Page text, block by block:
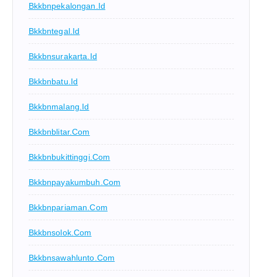
Bkkbnpekalongan.id
Bkkbntegal.id
Bkkbnsurakarta.id
Bkkbnbatu.id
Bkkbnmalang.id
Bkkbnblitar.com
Bkkbnbukittinggi.com
Bkkbnpayakumbuh.com
Bkkbnpariaman.com
Bkkbnsolok.com
Bkkbnsawahlunto.com